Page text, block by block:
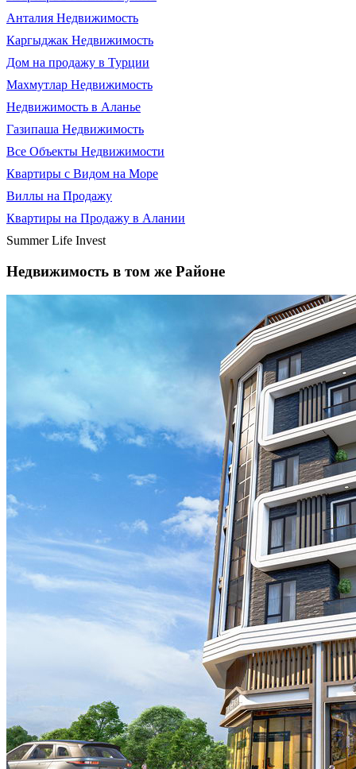
Анталия Недвижимость
Каргыджак Недвижимость
Дом на продажу в Турции
Махмутлар Недвижимость
Недвижимость в Аланье
Газипаша Недвижимость
Все Объекты Недвижимости
Квартиры с Видом на Море
Виллы на Продажу
Квартиры на Продажу в Алании
Summer Life Invest
Недвижимость в том же Районе